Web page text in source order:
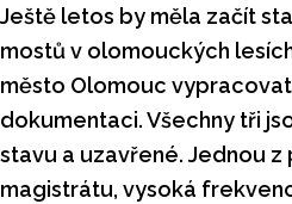
Ještě letos by měla začít
mostů v olomouckých
město Olomouc
dokumentaci. Všechny tři
stavu a uzavřené. Jednou z
magistrátu, vysoká